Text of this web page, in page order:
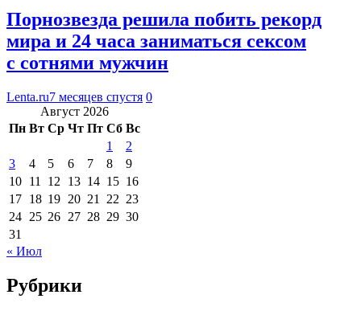
Порнозвезда решила побить рекорд
мира и 24 часа заниматься сексом
с сотнями мужчин
Lenta.ru7 месяцев спустя 0
Август 2026
Пн Вт Ср Чт Пт Сб Вс
1
2
3
4 5 6 7 8
9
10 11 12 13 14 15 16
17 18 19 20 21 22 23
24 25 26 27 28 29 30
31
« Июл
Рубрики